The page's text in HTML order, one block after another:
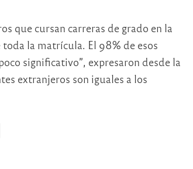
que cursan carreras de grado en la
la matrícula. El 98% de esos
significativo”, expresaron desde la
extranjeros son iguales a los